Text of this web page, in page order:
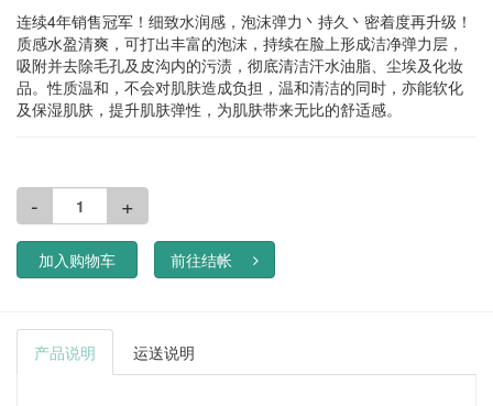
连续4年销售冠军！细致水润感，泡沫弹力丶持久丶密着度再升级！
质感水盈清爽，可打出丰富的泡沫，持续在脸上形成洁净弹力层，
吸附并去除毛孔及皮沟内的污渍，彻底清洁汗水油脂、尘埃及化妆
品。性质温和，不会对肌肤造成负担，温和清洁的同时，亦能软化
及保湿肌肤，提升肌肤弹性，为肌肤带来无比的舒适感。
- +
加入购物车 前往结帐
产品说明 运送说明